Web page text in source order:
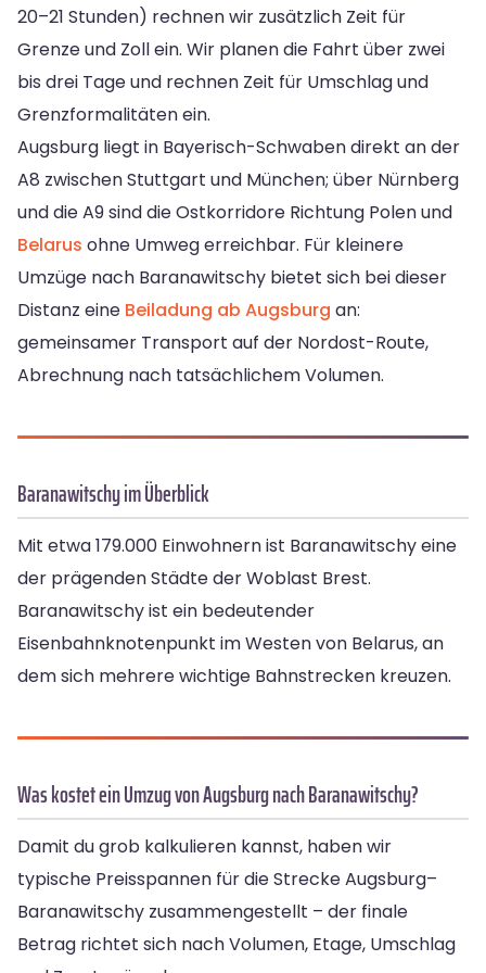
20–21 Stunden) rechnen wir zusätzlich Zeit für
Grenze und Zoll ein. Wir planen die Fahrt über zwei
bis drei Tage und rechnen Zeit für Umschlag und
Grenzformalitäten ein.
Augsburg liegt in Bayerisch-Schwaben direkt an der
A8 zwischen Stuttgart und München; über Nürnberg
und die A9 sind die Ostkorridore Richtung Polen und
Belarus ohne Umweg erreichbar. Für kleinere
Umzüge nach Baranawitschy bietet sich bei dieser
Distanz eine Beiladung ab Augsburg an:
gemeinsamer Transport auf der Nordost-Route,
Abrechnung nach tatsächlichem Volumen.
Baranawitschy im Überblick
Mit etwa 179.000 Einwohnern ist Baranawitschy eine
der prägenden Städte der Woblast Brest.
Baranawitschy ist ein bedeutender
Eisenbahnknotenpunkt im Westen von Belarus, an
dem sich mehrere wichtige Bahnstrecken kreuzen.
Was kostet ein Umzug von Augsburg nach Baranawitschy?
Damit du grob kalkulieren kannst, haben wir
typische Preisspannen für die Strecke Augsburg–
Baranawitschy zusammengestellt – der finale
Betrag richtet sich nach Volumen, Etage, Umschlag